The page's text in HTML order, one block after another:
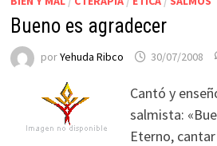
Bueno es agradecer
porYehuda Ribco 30/07/2008
Cantó y
salmista:
Eterno,